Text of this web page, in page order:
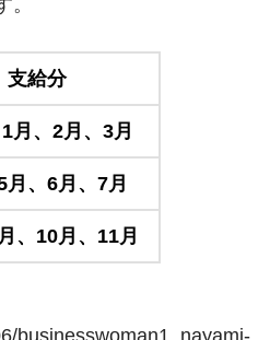
支給分
月、2月、3月
月、6月、7月
、10月、11月
businesswoman1_nayami-